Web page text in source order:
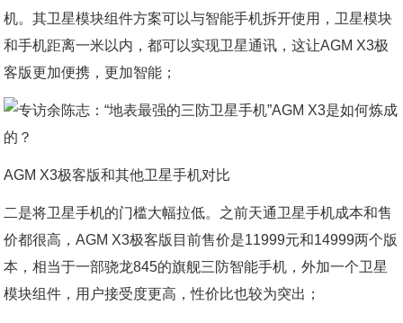
机。其卫星模块组件方案可以与智能手机拆开使用，卫星模块
和手机距离一米以内，都可以实现卫星通讯，这让AGM X3极
客版更加便携，更加智能；
AGM X3极客版和其他卫星手机对比
二是将卫星手机的门槛大幅拉低。之前天通卫星手机成本和售
价都很高，AGM X3极客版目前售价是11999元和14999两个版
本，相当于一部骁龙845的旗舰三防智能手机，外加一个卫星
模块组件，用户接受度更高，性价比也较为突出；